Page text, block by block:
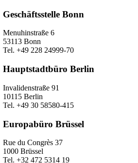
Geschäftsstelle Bonn
Menuhinstraße 6
53113 Bonn
Tel. +49 228 24999-70
Hauptstadtbüro Berlin
Invalidenstraße 91
10115 Berlin
Tel. +49 30 58580-415
Europabüro Brüssel
Rue du Congrès 37
1000 Brüssel
Tel. +32 472 5314 19